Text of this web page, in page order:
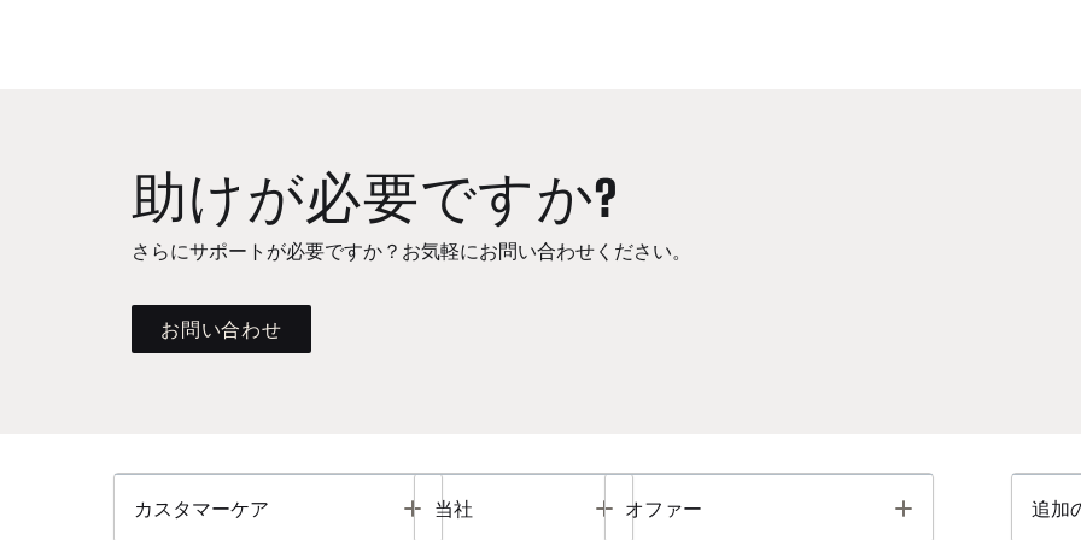
助けが必要ですか?
さらにサポートが必要ですか？お気軽にお問い合わせください。
お問い合わせ
カスタマーケア Toggle
当社 Toggle
オファー Toggle 追加